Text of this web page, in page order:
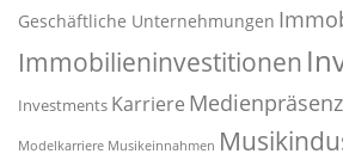
Geschäftliche Unternehmungen
Immobilieninvestitionen
Investments Karriere Medienpräsenz
Modelkarriere Musikeinnahmen